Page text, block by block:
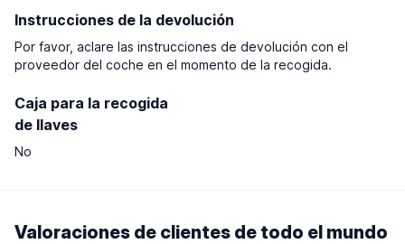
Instrucciones de la devolución
Por favor, aclare las instrucciones de devolución con el
proveedor del coche en el momento de la recogida.
Caja para la recogida
de llaves
No
Valoraciones de clientes de todo el mundo